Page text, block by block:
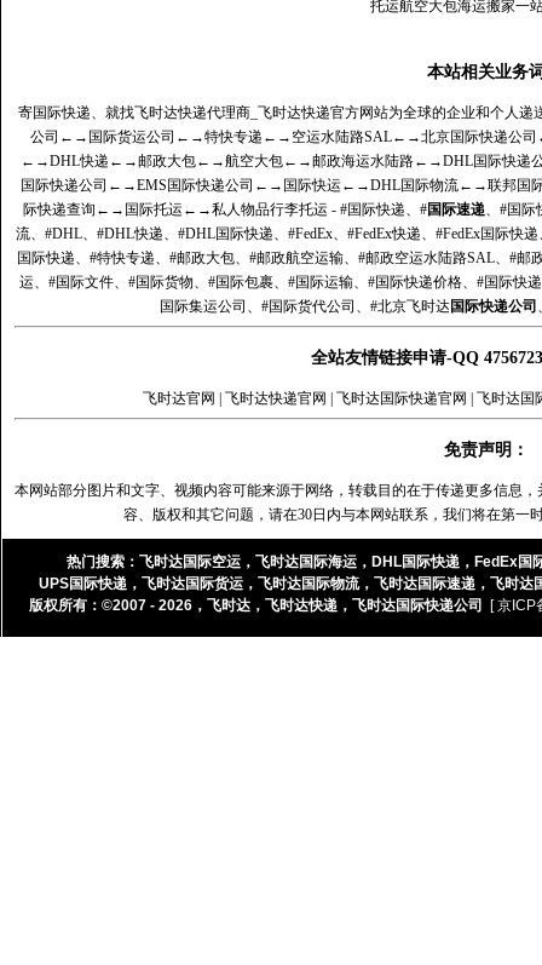
托运航空大包海运搬家一
本站相关业务
寄国际快递、就找飞时达快递代理商_飞时达快递官方网站为全球的企业和个人递
公司 ←→ 国际货运公司 ←→特快专递 ←→ 空运水陆路SAL←→北京国际快递公司
←→DHL快递 ←→邮政大包←→航空大包←→邮政海运水陆路←→DHL国际快递
国际快递公司 ←→EMS国际快递公司 ←→ 国际快运←→DHL国际物流←→联邦国
际快递查询 ←→ 国际托运←→私人物品行李托运 - #国际快递、#国际速递、#国际
流、#DHL、#DHL快递、#DHL国际快递、#FedEx、#FedEx快递、#FedEx国际快
国际快递、#特快专递、#邮政大包、#邮政航空运输、#邮政空运水陆路SAL、#
运、#国际文件、#国际货物、#国际包裹、#国际运输、#国际快递价格、#国际快
国际集运公司、#国际货代公司、#北京飞时达国际快递公司
全站友情链接申请-QQ
飞时达官网 飞时达快递官网 飞时达国际快递官网 飞时达国
免责声明：
本网站部分图片和文字、视频内容可能来源于网络，转载目的在于传递更多信息
容、版权和其它问题，请在30日内与本网站联系，我们将在第一
热门搜索： 飞时达国际空运 ， 飞时达国际海运 ， DHL国际快递 ， FedEx国
UPS国际快递 ， 飞时达国际货运 ， 飞时达国际物流， 飞时达国际速递 ， 飞时达
版权所有：©2007 - 2026， 飞时达， 飞时达快递， 飞时达国际快递公司 [ 京ICP